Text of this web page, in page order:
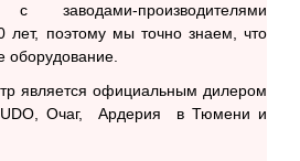
заводами-производителями
лет, поэтому мы точно знаем, что
оборудование.
является официальным дилером
Очаг, Ардерия в Тюмени и